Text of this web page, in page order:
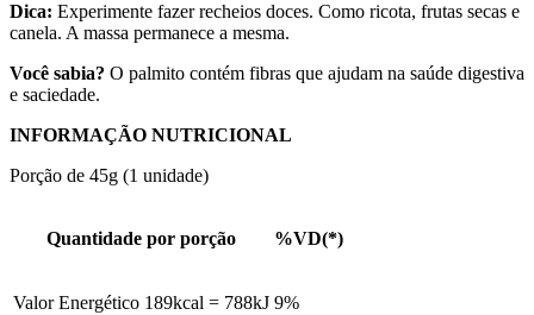
Dica: Experimente fazer recheios doces. Como ricota, frutas secas e
canela. A massa permanece a mesma.
Você sabia? O palmito contém fibras que ajudam na saúde digestiva
e saciedade.
INFORMAÇÃO NUTRICIONAL
Porção de 45g (1 unidade)
Quantidade por porção %VD(*)
Valor Energético 189kcal = 788kJ 9%